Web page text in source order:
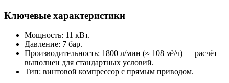
Ключевые характеристики
Мощность: 11 кВт.
Давление: 7 бар.
Производительность: 1800 л/мин (≈ 108 м³/ч) — расчёт
выполнен для стандартных условий.
Тип: винтовой компрессор с прямым приводом.